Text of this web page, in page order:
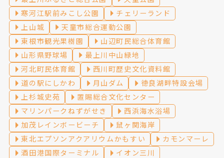
寒河江駅前みこし公園
チェリーランド
上山城
天童市総合運動公園
東根市観光果樹園
山辺町民総合体育館
山形県野球場
最上川中山緑地
河北町民体育館
西川町歴史文化資料館
道の駅にしかわ
月山ダム
徳良湖畔特設会場
上杉城史苑
置賜総合文化センター
マリンパークねずがせき
西浜海水浴場
加茂レインボービーチ
鼠ヶ関海岸
東北エプソンアクアリウムかもすい
カモンマーレ
酒田港国際ターミナル
イオン三川